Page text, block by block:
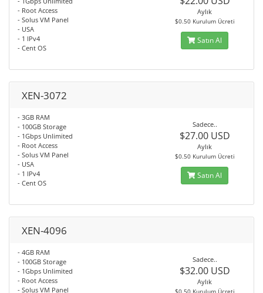
- Root Access
- Solus VM Panel
- USA
- 1 IPv4
- Cent OS
Aylık
$0.50 Kurulum Ücreti
Satın Al
XEN-3072
- 3GB RAM
- 100GB Storage
- 1Gbps Unlimited
- Root Access
- Solus VM Panel
- USA
- 1 IPv4
- Cent OS
Sadece..
$27.00 USD
Aylık
$0.50 Kurulum Ücreti
Satın Al
XEN-4096
- 4GB RAM
- 100GB Storage
- 1Gbps Unlimited
- Root Access
- Solus VM Panel
Sadece..
$32.00 USD
Aylık